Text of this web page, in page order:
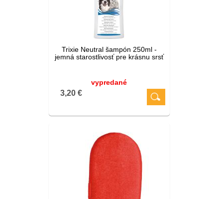
Trixie Neutral šampón 250ml -
jemná starostlivosť pre krásnu srsť
vypredané
3,20 €